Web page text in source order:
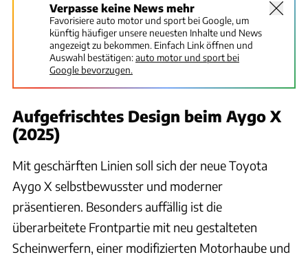
Verpasse keine News mehr
Favorisiere auto motor und sport bei Google, um
künftig häufiger unsere neuesten Inhalte und News
angezeigt zu bekommen. Einfach Link öffnen und
Auswahl bestätigen:auto motor und sport bei
Google bevorzugen.
Aufgefrischtes Design beim Aygo X
(2025)
Mit geschärften Linien soll sich der neue Toyota
Aygo X selbstbewusster und moderner
präsentieren. Besonders auffällig ist die
überarbeitete Frontpartie mit neu gestalteten
Scheinwerfern, einer modifizierten Motorhaube und